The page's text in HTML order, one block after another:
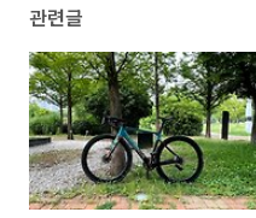
관련글